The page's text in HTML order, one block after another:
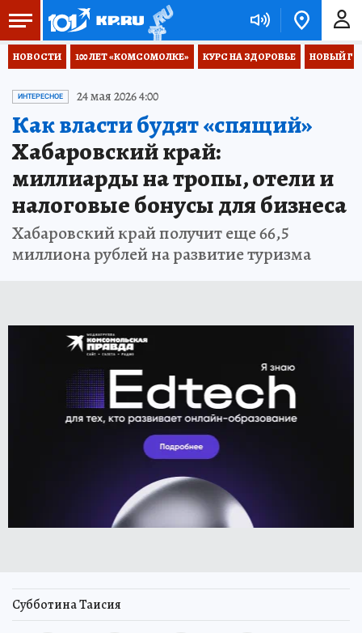
НОВОСТИ 100 ЛЕТ «КОМСОМОЛКЕ» КУРС НА ЗДОРОВЬЕ НОВЫЙ
ИНТЕРЕСНОЕ 24 мая 2026 4:00
Как власти будят «спящий»
Хабаровский край:
миллиарды на тропы, отели и
налоговые бонусы для бизнеса
Хабаровский край получит еще 66,5
миллиона рублей на развитие туризма
Субботина Таисия